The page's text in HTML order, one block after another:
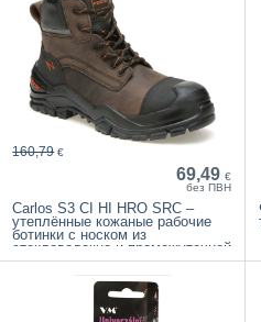
69,49 €
без ПВН
160,79 €
Carlos S3 CI HI HRO SRC –
утеплённые кожаные рабочие
ботинки с носком из
стекловолокна и промежуточной
подошвой Txzero